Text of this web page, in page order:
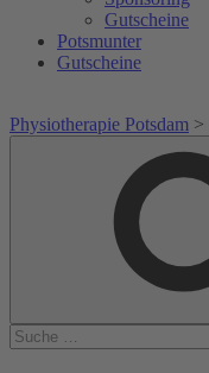
Gutscheine
Potsmunter
Gutscheine
Physiotherapie Potsdam >